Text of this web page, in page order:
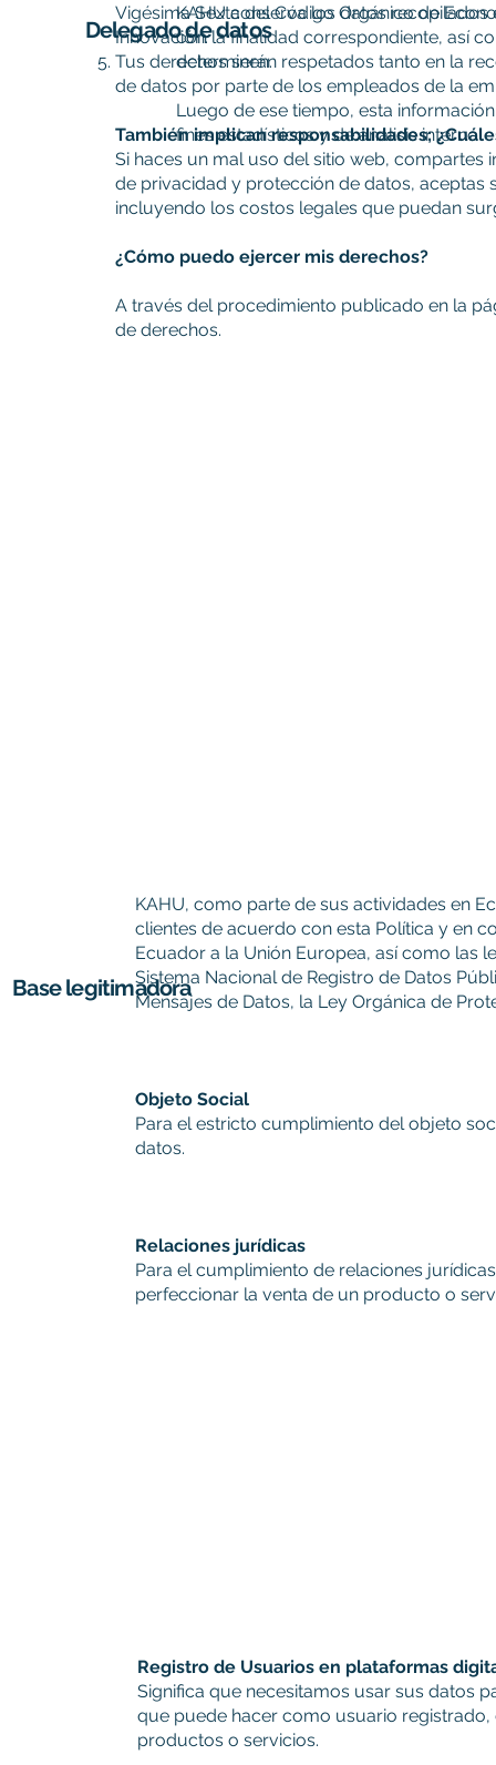
Registro de Usuarios en plataformas
Significa que necesitamos usar sus datos
que puede hacer como usuario
productos o servicios.
KAHU conserva los datos
con la finalidad correspondiente, así
determinen.
Luego de ese tiempo, esta
fines estadísticos y de análisis interno
Base legitimadora
KAHU, como parte de sus actividades en
clientes de acuerdo con esta Política y en
Ecuador a la Unión Europea, así como las
Sistema Nacional de Registro de Datos
Mensajes de Datos, la Ley Orgánica de
Objeto Social
Para el estricto cumplimiento del objeto
datos.
Relaciones jurídicas
Para el cumplimiento de relaciones
perfeccionar la venta de un producto o
Vigésima Sexta del Código Orgánico de
Innovación.
Tus derechos serán respetados tanto en la
de datos por parte de los empleados de la
También implican responsabilidades;
Si haces un mal uso del sitio web,
de privacidad y protección de datos,
incluyendo los costos legales que puedan
¿Cómo puedo ejercer mis derechos?
A través del procedimiento publicado en la
de derechos.
Delegado de datos